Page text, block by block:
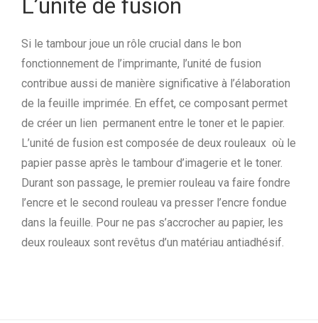
L’unité de fusion
Si le tambour joue un rôle crucial dans le bon
fonctionnement de l’imprimante, l’unité de fusion
contribue aussi de manière significative à l’élaboration
de la feuille imprimée. En effet, ce composant permet
de créer un lien permanent entre le toner et le papier.
L’unité de fusion est composée de deux rouleaux où le
papier passe après le tambour d’imagerie et le toner.
Durant son passage, le premier rouleau va faire fondre
l’encre et le second rouleau va presser l’encre fondue
dans la feuille. Pour ne pas s’accrocher au papier, les
deux rouleaux sont revêtus d’un matériau antiadhésif.